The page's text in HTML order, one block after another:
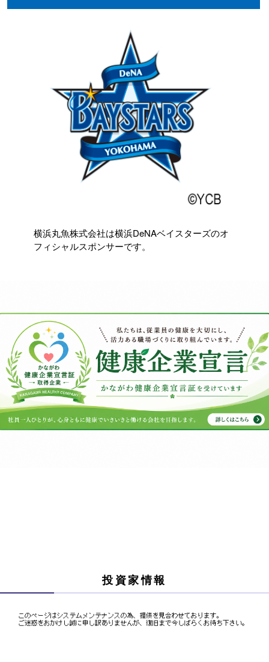
横浜丸魚株式会社は横浜DeNAベイスターズのオ
フィシャルスポンサーです。
投資家情報